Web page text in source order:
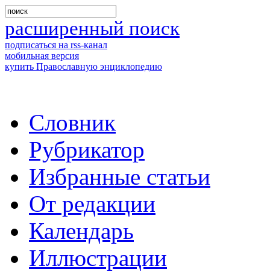
расширенный поиск
подписаться на rss-канал
мобильная версия
купить Православную энциклопедию
Словник
Рубрикатор
Избранные статьи
От редакции
Календарь
Иллюстрации